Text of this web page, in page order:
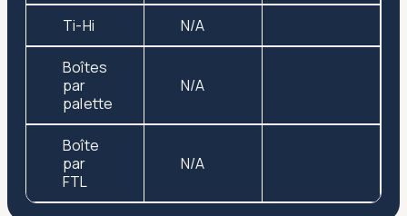
Ti-Hi N/A
Boîtes
par
palette
N/A
Boîte
par
FTL
N/A